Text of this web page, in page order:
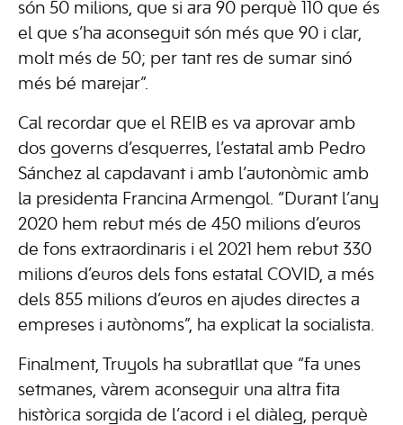
són 50 milions, que si ara 90 perquè 110 que és
el que s’ha aconseguit són més que 90 i clar,
molt més de 50; per tant res de sumar sinó
més bé marejar”.
Cal recordar que el REIB es va aprovar amb
dos governs d’esquerres, l’estatal amb Pedro
Sánchez al capdavant i amb l’autonòmic amb
la presidenta Francina Armengol. “Durant l’any
2020 hem rebut més de 450 milions d’euros
de fons extraordinaris i el 2021 hem rebut 330
milions d’euros dels fons estatal COVID, a més
dels 855 milions d’euros en ajudes directes a
empreses i autònoms”, ha explicat la socialista.
Finalment, Truyols ha subratllat que “fa unes
setmanes, vàrem aconseguir una altra fita
històrica sorgida de l’acord i el diàleg, perquè